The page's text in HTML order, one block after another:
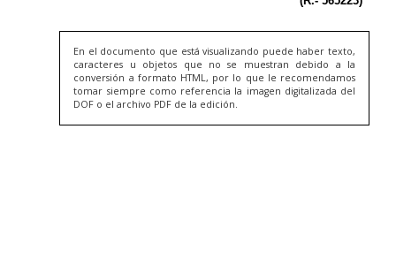
En el documento que está visualizando puede haber texto,
caracteres u objetos que no se muestran debido a la
conversión a formato HTML, por lo que le recomendamos
tomar siempre como referencia la imagen digitalizada del
DOF o el archivo PDF de la edición.